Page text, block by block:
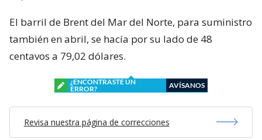
El barril de Brent del Mar del Norte, para suministro
también en abril, se hacía por su lado de 48
centavos a 79,02 dólares.
¿ENCONTRASTE UN
ERROR?
AVÍSANOS
Revisa nuestra página de correcciones